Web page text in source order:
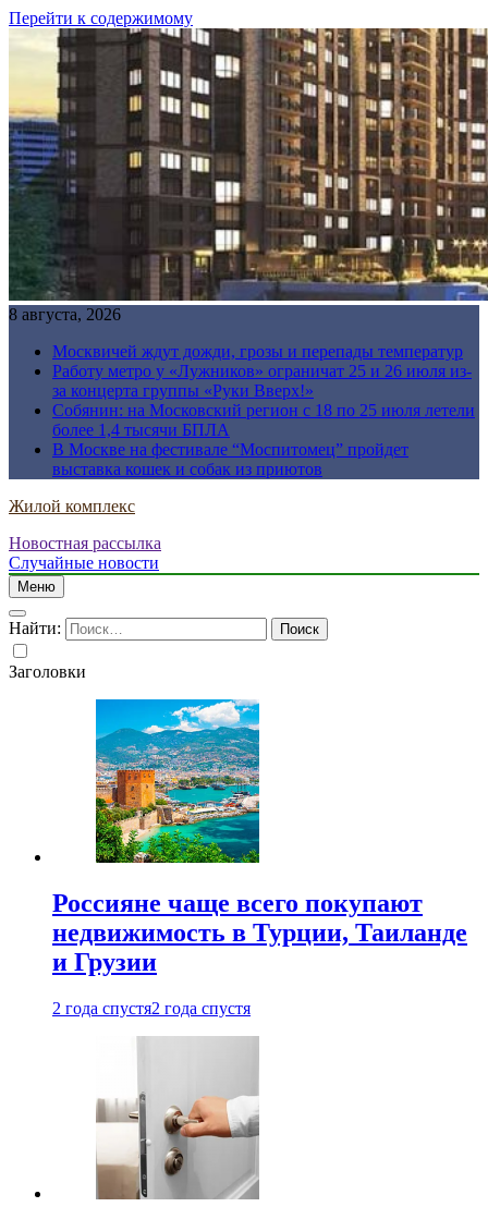
Перейти к содержимому
8 августа, 2026
Москвичей ждут дожди, грозы и перепады температур
Работу метро у «Лужников» ограничат 25 и 26 июля из-
за концерта группы «Руки Вверх!»
Собянин: на Московский регион с 18 по 25 июля летели
более 1,4 тысячи БПЛА
В Москве на фестивале “Моспитомец” пройдет
выставка кошек и собак из приютов
Жилой комплекс
Новостная рассылка
Случайные новости
Меню
Найти:
Заголовки
Россияне чаще всего покупают
недвижимость в Турции, Таиланде
и Грузии
2 года спустя2 года спустя